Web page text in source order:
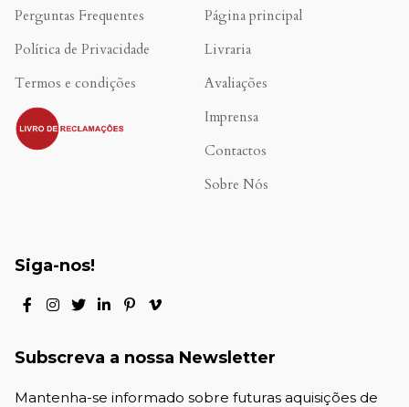
Perguntas Frequentes
Política de Privacidade
Termos e condições
.
Página principal
Livraria
Avaliações
Imprensa
Contactos
Sobre Nós
Siga-nos!
Subscreva a nossa Newsletter
Mantenha-se informado sobre futuras aquisições de